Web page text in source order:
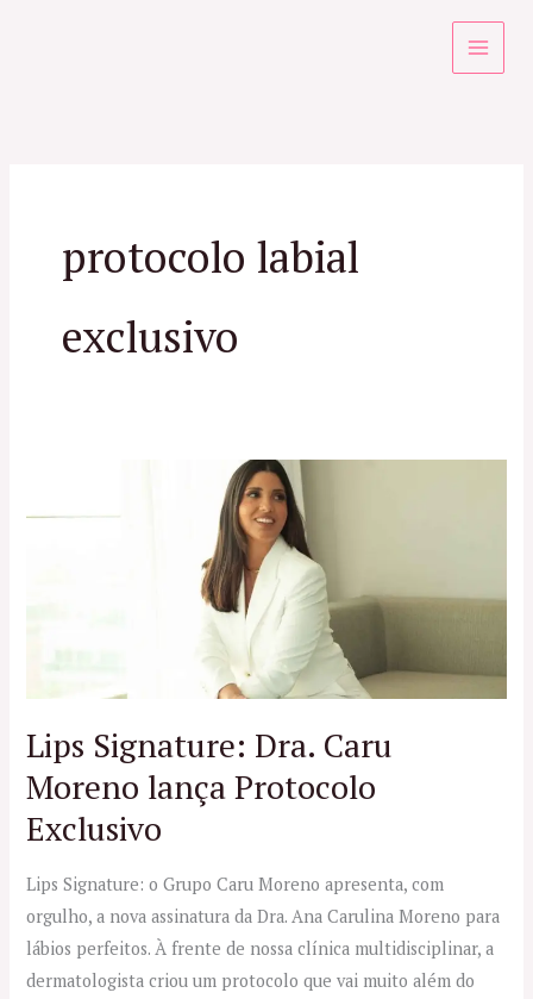
protocolo labial
exclusivo
Lips Signature: Dra. Caru
Moreno lança Protocolo
Exclusivo
Lips Signature: o Grupo Caru Moreno apresenta, com
orgulho, a nova assinatura da Dra. Ana Carulina Moreno para
lábios perfeitos. À frente de nossa clínica multidisciplinar, a
dermatologista criou um protocolo que vai muito além do
Exclusivo